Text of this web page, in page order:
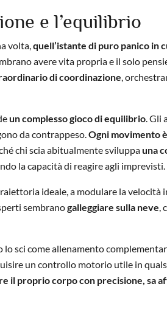
e l’equilibrio
volta,quell’istante di puro panico in
avere vita propria e il solo
di coordinazione,
un complesso gioco di equilibrio. Gli
da contrappeso.Ogni movimento
chi scia abitualmente sviluppauna
la capacità di reagire agli imprevisti.
ideale, a modulare la velocità
sembranogalleggiare sulla neve,
sci come allenamento
un controllo motorio utile in
il proprio corpo con precisione, sa